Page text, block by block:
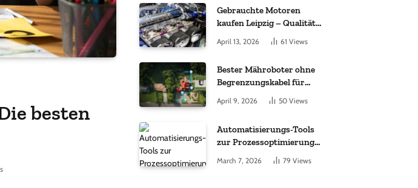
besten
Gebrauchte Motoren
kaufen Leipzig – Qualität,
Garantie und weltweite
Lieferung im Fokus
April 13, 2026 61 Views
Bester Mähroboter ohne
Begrenzungskabel für
kleine Gärten: Worauf es
bei 200 bis 500 m²
April 9, 2026 50 Views
Automatisierungs-Tools
zur Prozessoptimierung
im Einkauf: Wichtige
Funktionen, auf die Sie
March 7, 2026 79 Views